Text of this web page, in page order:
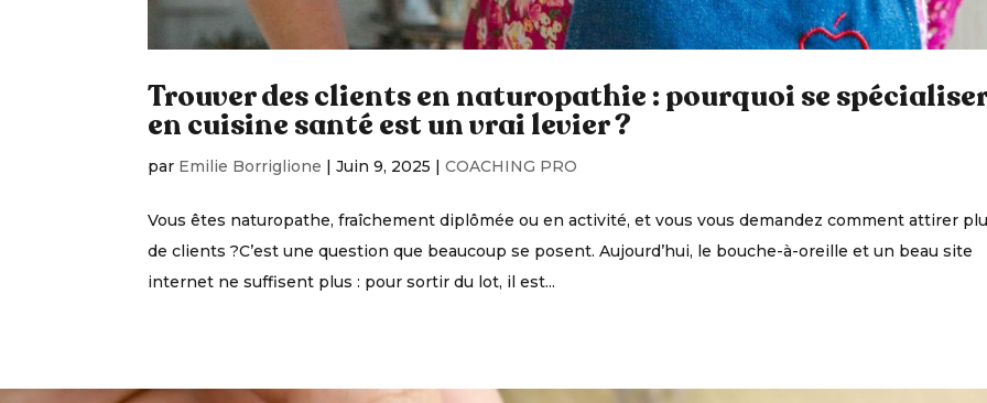
Trouver des clients en naturopathie : pourquoi se
en cuisine santé est un vrai levier ?
par Emilie Borriglione |Juin 9, 2025 |COACHING PRO
Vous êtes naturopathe, fraîchement diplômée ou en activité, et vous vous demandez comment attirer
de clients ?C’est une question que beaucoup se posent. Aujourd’hui, le bouche-à-oreille et un beau site
internet ne suffisent plus : pour sortir du lot, il est...